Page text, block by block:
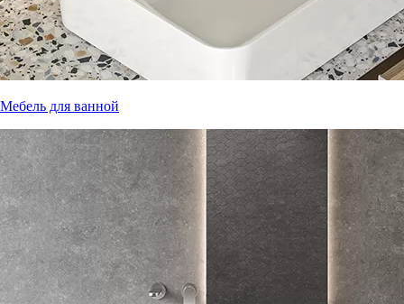
Мебель для ванной